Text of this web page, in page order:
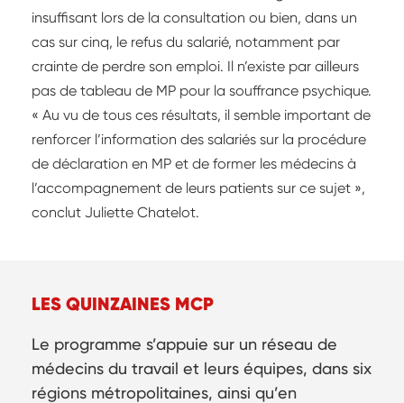
insuffisant lors de la consultation ou bien, dans un
cas sur cinq, le refus du salarié, notamment par
crainte de perdre son emploi. Il n’existe par ailleurs
pas de tableau de MP pour la souffrance psychique.
« Au vu de tous ces résultats, il semble important de
renforcer l’information des salariés sur la procédure
de déclaration en MP et de former les médecins à
l’accompagnement de leurs patients sur ce sujet »,
conclut Juliette Chatelot.
LES QUINZAINES MCP
Le programme s’appuie sur un réseau de
médecins du travail et leurs équipes, dans six
régions métropolitaines, ainsi qu’en